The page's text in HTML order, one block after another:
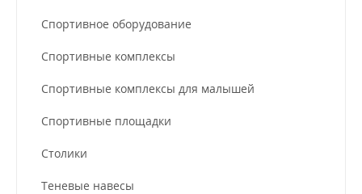
Спортивное оборудование
Спортивные комплексы
Спортивные комплексы для малышей
Спортивные площадки
Столики
Теневые навесы